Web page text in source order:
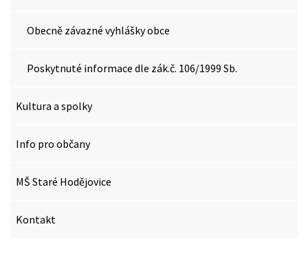
Obecně závazné vyhlášky obce
Poskytnuté informace dle zák.č. 106/1999 Sb.
Kultura a spolky
Info pro občany
MŠ Staré Hodějovice
Kontakt